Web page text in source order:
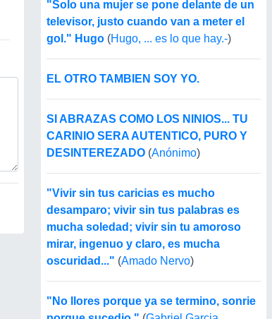
"Solo una mujer se pone delante de un
televisor, justo cuando van a meter el
gol." Hugo (Hugo, ... es lo que hay.-)
EL OTRO TAMBIEN SOY YO.
SI ABRAZAS COMO LOS NINIOS... TU
CARINIO SERA AUTENTICO, PURO Y
DESINTEREZADO (Anónimo)
"Vivir sin tus caricias es mucho
desamparo; vivir sin tus palabras es
mucha soledad; vivir sin tu amoroso
mirar, ingenuo y claro, es mucha
oscuridad..." (Amado Nervo)
"No llores porque ya se termino, sonrie